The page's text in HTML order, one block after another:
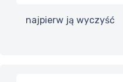
najpierw ją wyczyść